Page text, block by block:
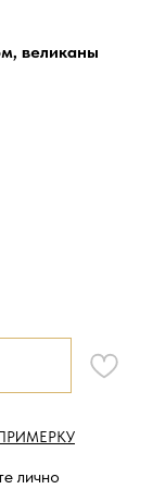
великаны
лично